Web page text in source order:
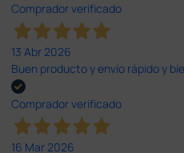
Comprador verificado
13 Abr 2026
Buen producto y envío rápido y
Comprador verificado
16 Mar 2026